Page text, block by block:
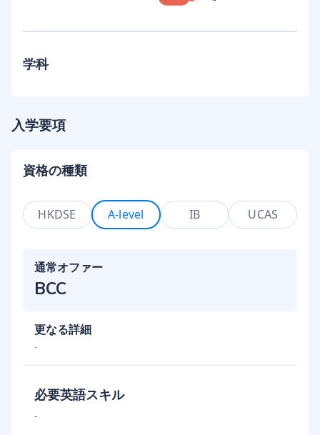
学科
入学要項
資格の種類
HKDSE A-level IB UCAS
通常オファー
BCC
更なる詳細
-
必要英語スキル
-